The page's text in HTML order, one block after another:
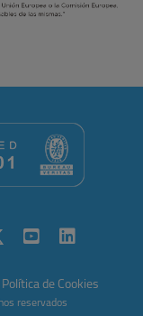
Política de Cookies
reservados